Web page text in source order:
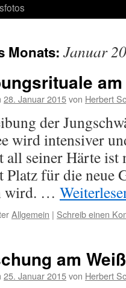
Monats: Januar
am
28. Januar 2015von Herbert
der
wird intensiver
seiner Härte ist
Platz für die neue
wird. …
Allgemein | Schreib einen
am
25. Januar 2015von Herbert